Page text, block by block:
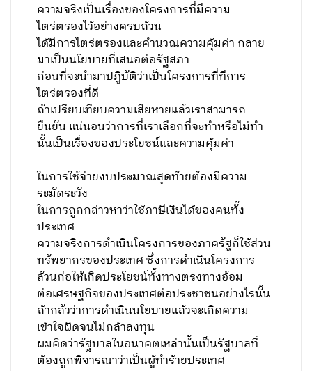
ความจริงเป็นเรื่องของโครงการที่มีความ
ไตร่ตรองไว้อย่างครบถ้วน
ได้มีการไตร่ตรองและคำนวณความคุ้มค่า กลาย
มาเป็นนโยบายที่เสนอต่อรัฐสภา
ก่อนที่จะนำมาปฎิบัติว่าเป็นโครงการที่ทีการ
ไตร่ตรองที่ดี
ถ้าเปรียบเทียบความเสียหายแล้วเราสามารถ
ยืนยัน แน่นอนว่าการที่เราเลือกที่จะทำหรือไม่ทำ
นั้นเป็นเรื่องของประโยชน์และความคุ้มค่า
ในการใช้จ่ายงบประมาณสุดท้ายต้องมีความ
ระมัดระวัง
ในการถูกกล่าวหาว่าใช้ภาษีเงินได้ของคนทั้ง
ประเทศ
ความจริงการดำเนินโครงการของภาครัฐก็ใช้ส่วน
ทรัพยากรของประเทศ ซึ่งการดำเนินโครงการ
ล้วนก่อให้เกิดประโยชน์ทั้งทางตรงทางอ้อม
ต่อเศรษฐกิจของประเทศต่อประชาชนอย่างไรนั้น
ถ้ากลัวว่าการดำเนินนโยบายแล้วจะเกิดความ
เข้าใจผิดจนไม่กล้าลงทุน
ผมคิดว่ารัฐบาลในอนาคตเหล่านั้นเป็นรัฐบาลที่
ต้องถูกพิจารณาว่าเป็นผู้ทำร้ายประเทศ